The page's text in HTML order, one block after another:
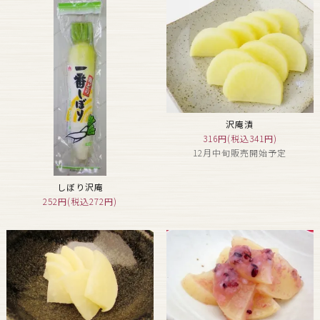
しぼり沢庵
252円(税込272円)
沢庵漬
316円(税込341円)
12月中旬販売開始予定